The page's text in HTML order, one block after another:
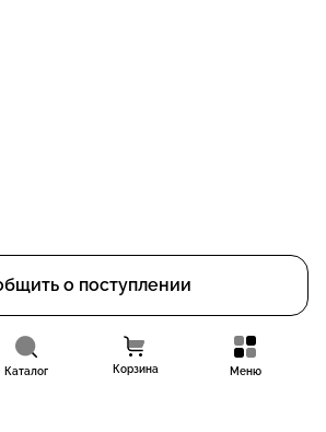
о поступлении
Каталог Корзина Меню